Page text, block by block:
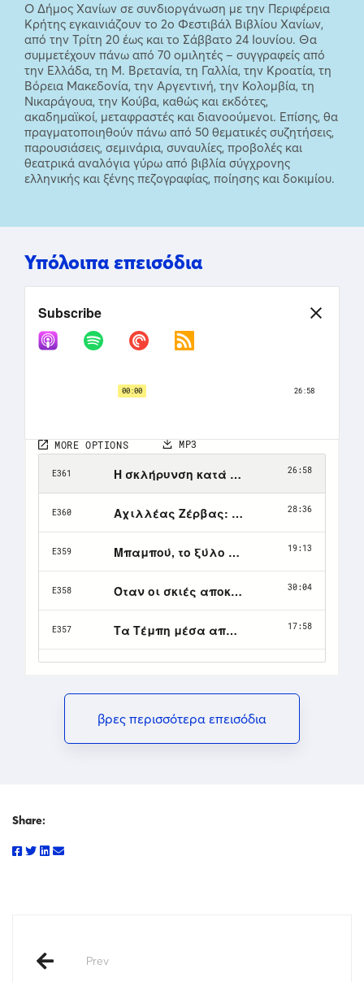
Ο Δήμος Χανίων σε συνδιοργάνωση με την Περιφέρεια
Κρήτης εγκαινιάζουν το 2ο Φεστιβάλ Βιβλίου Χανίων,
από την Τρίτη 20 έως και το Σάββατο 24 Ιουνίου. Θα
συμμετέχουν πάνω από 70 ομιλητές – συγγραφείς από
την Ελλάδα, τη Μ. Βρετανία, τη Γαλλία, την Κροατία, τη
Βόρεια Μακεδονία, την Αργεντινή, την Κολομβία, τη
Νικαράγουα, την Κούβα, καθώς και εκδότες,
ακαδημαϊκοί, μεταφραστές και διανοούμενοι. Επίσης, θα
πραγματοποιηθούν πάνω από 50 θεματικές συζητήσεις,
παρουσιάσεις, σεμινάρια, συναυλίες, προβολές και
θεατρικά αναλόγια γύρω από βιβλία σύγχρονης
ελληνικής και ξένης πεζογραφίας, ποίησης και δοκιμίου.
Υπόλοιπα επεισόδια
βρες περισσότερα επεισόδια
Share:
Prev